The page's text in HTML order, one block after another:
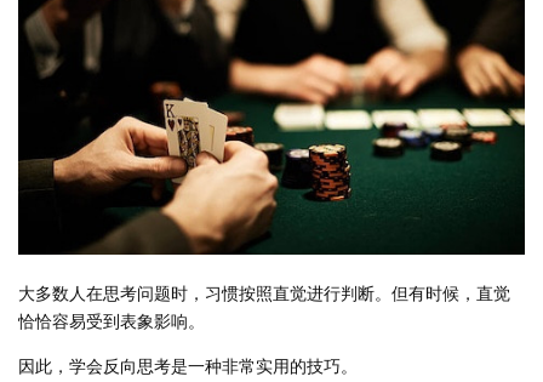
大多数人在思考问题时，习惯按照直觉进行判断。但有时候，直觉
恰恰容易受到表象影响。
因此，学会反向思考是一种非常实用的技巧。